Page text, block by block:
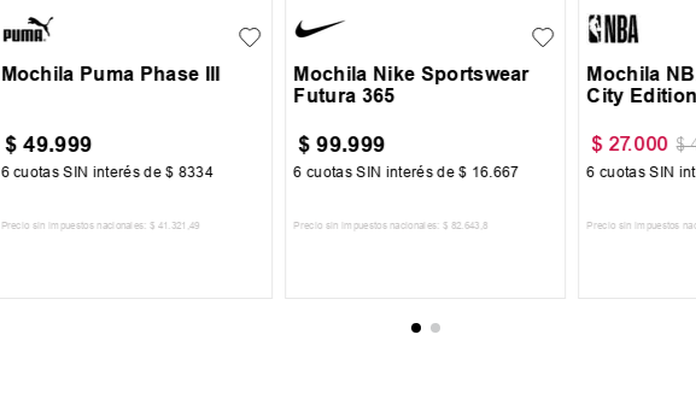
Mochila Puma Phase III
$ 49.999
6 cuotas SIN interés de$ 8334
Precio sin impuestos nacionales: $ 41 .321 ,49
Mochila Nike Sportswear
Futura 365
$ 99.999
6 cuotas SIN interés de$ 16 667
Precio sin impuestos nacionales: $ 82.643 ,8
Mochila
City
$ 27.000 $
6 cuotas SIN
Precio sin impuestos